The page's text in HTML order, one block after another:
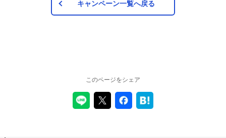
が同時開催する他の総付キャンペーンの中で、付与され
す。PayPay株式会社が指定する場合を除き、それらが重
複適用されることはありません。
キャンペーン一覧へ戻る
このページをシェア